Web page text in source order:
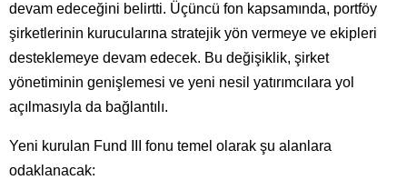
devam edeceğini belirtti. Üçüncü fon kapsamında, portföy
şirketlerinin kurucularına stratejik yön vermeye ve ekipleri
desteklemeye devam edecek. Bu değişiklik, şirket
yönetiminin genişlemesi ve yeni nesil yatırımcılara yol
açılmasıyla da bağlantılı.
Yeni kurulan Fund III fonu temel olarak şu alanlara
odaklanacak: